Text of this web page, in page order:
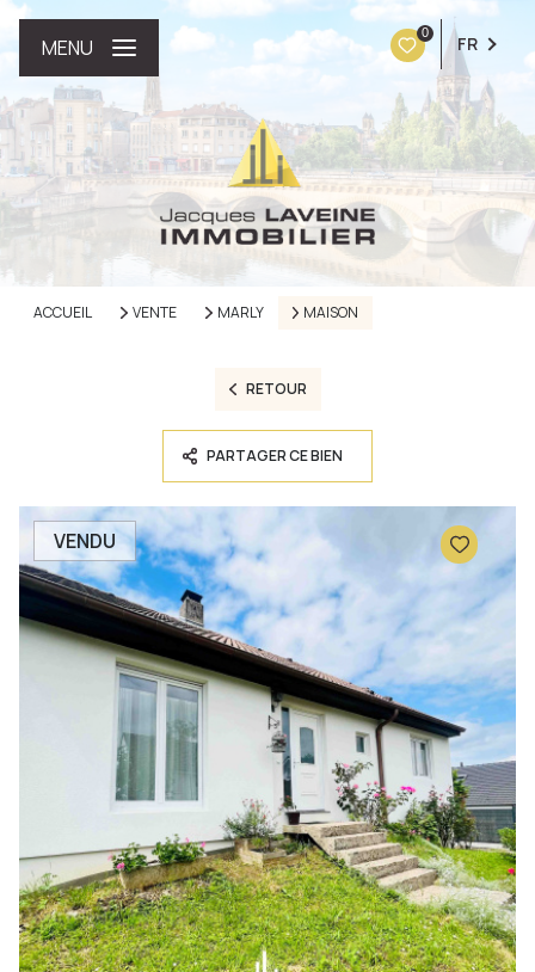
0 FR
MENU
ACCUEIL VENTE MARLY MAISON
RETOUR
PARTAGER CE BIEN
VENDU